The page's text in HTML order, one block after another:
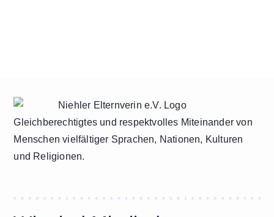
Gleichberechtigtes und respektvolles Miteinander von
Menschen vielfältiger Sprachen, Nationen, Kulturen
und Religionen.